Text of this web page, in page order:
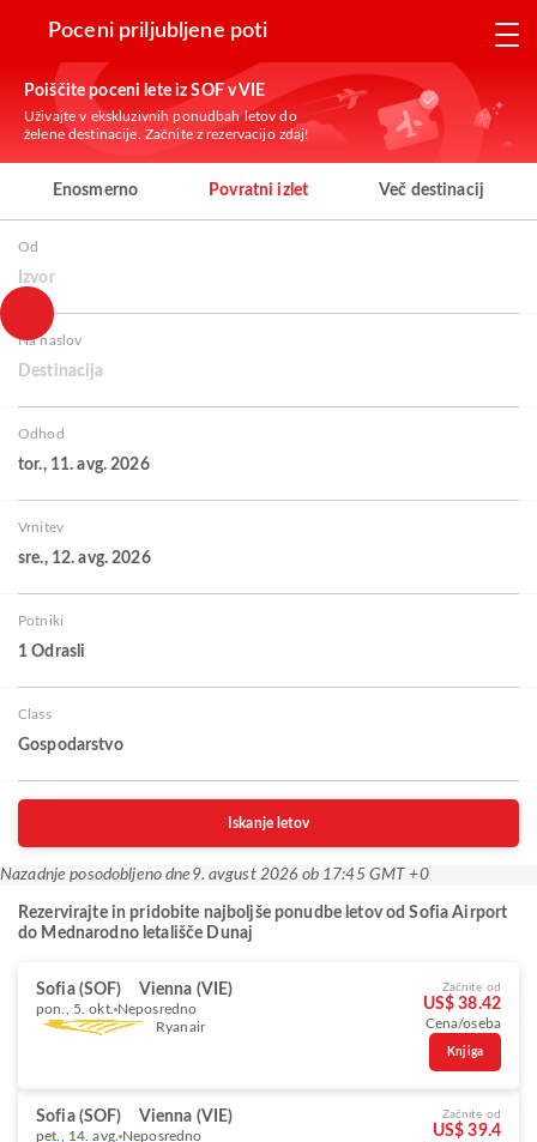
Poceni priljubljene poti
Poiščite poceni lete iz SOF v VIE
Uživajte v ekskluzivnih ponudbah letov do
želene destinacije. Začnite z rezervacijo zdaj!
Enosmerno Povratni izlet Več destinacij
Od
Izvor
Na naslov
Destinacija
Odhod
tor., 11. avg. 2026
Vrnitev
sre., 12. avg. 2026
Potniki
1 Odrasli
Class
Gospodarstvo
Iskanje letov
Nazadnje posodobljeno dne 9. avgust 2026 ob 17:45 GMT +0
Rezervirajte in pridobite najboljše ponudbe letov od Sofia Airport
do Mednarodno letališče Dunaj
Sofia (SOF) Vienna (VIE)
pon., 5. okt. Neposredno
Ryanair
Začnite od
US$ 38.42
Cena/oseba
Knjiga
Sofia (SOF) Vienna (VIE)
pet., 14. avg. Neposredno
Začnite od
US$ 39.4